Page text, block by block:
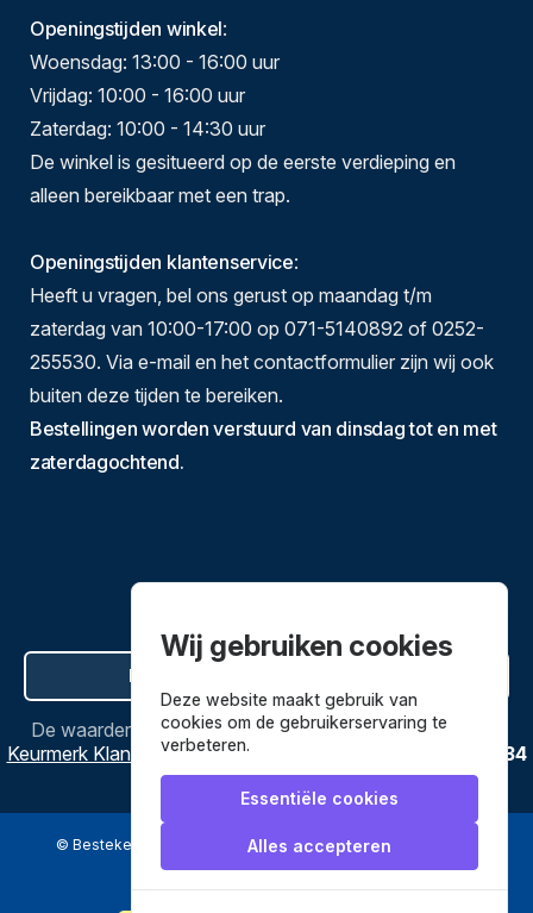
Openingstijden winkel:
Woensdag: 13:00 - 16:00 uur
Vrijdag: 10:00 - 16:00 uur
Zaterdag: 10:00 - 14:30 uur
De winkel is gesitueerd op de eerste verdieping en
alleen bereikbaar met een trap.
Openingstijden klantenservice:
Heeft u vragen, bel ons gerust op maandag t/m
zaterdag van 10:00-17:00 op 071-5140892 of 0252-
255530. Via e-mail en het contactformulier zijn wij ook
buiten deze tijden te bereiken.
Bestellingen worden verstuurd van dinsdag tot en met
zaterdagochtend.
Hier de overeenkomst ontbinden
De waardering vanBestekenpannen.nlbijWebwinkel
Keurmerk Klantbeoordelingen
3634
reviews.
© Bestekenpannen.nl 2026 een webshop van
Wij gebruiken cookies
Deze website maakt gebruik van
cookies om de gebruikerservaring te
verbeteren.
Essentiële cookies
Alles accepteren